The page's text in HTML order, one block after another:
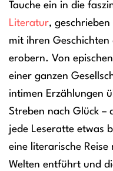
Tauche ein in die
Literatur,
mit ihren Geschichten
erobern. Von
einer ganzen
intimen Erzählungen
Streben nach Glück –
jede Leseratte etwas
eine literarische
Welten entführt und